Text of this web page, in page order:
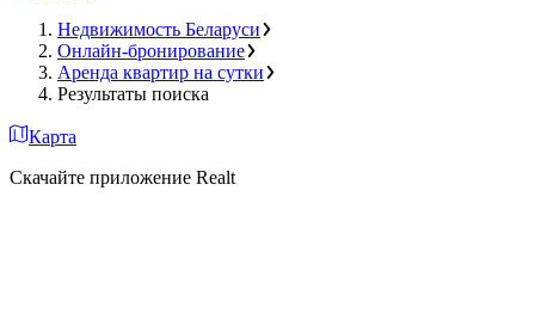
Недвижимость Беларуси
Онлайн-бронирование
Аренда квартир на сутки
Результаты поиска
Карта
Скачайте приложение Realt